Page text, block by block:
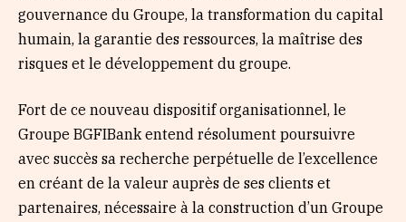
gouvernance du Groupe, la transformation du capital
humain, la garantie des ressources, la maîtrise des
risques et le développement du groupe.
Fort de ce nouveau dispositif organisationnel, le
Groupe BGFIBank entend résolument poursuivre
avec succès sa recherche perpétuelle de l’excellence
en créant de la valeur auprès de ses clients et
partenaires, nécessaire à la construction d’un Groupe